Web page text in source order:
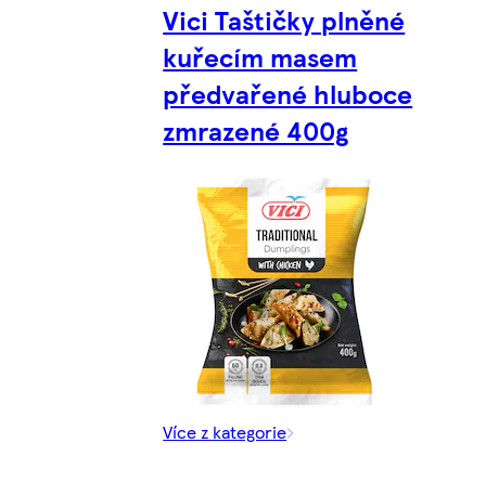
Vici Taštičky plněné
kuřecím masem
předvařené hluboce
zmrazené 400g
Více z kategorie